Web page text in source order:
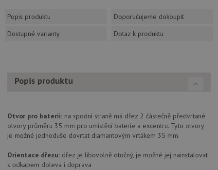
Popis produktu
Doporučujeme dokoupit
Dostupné varianty
Dotaz k produktu
Popis produktu
Otvor pro baterii: na spodní straně má dřez 2 částečně předvrtané
otvory průměru 35 mm pro umístění baterie a excentru. Tyto otvory
je možné jednoduše dovrtat diamantovým vrtákem 35 mm.
Orientace dřezu: dřez je libovolně otočný, je možné jej nainstalovat
s odkapem doleva i doprava